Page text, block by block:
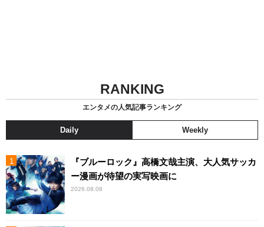
RANKING
エンタメの人気記事ランキング
Daily Weekly
『ブルーロック』高橋文哉主演、大人気サッカ
ー漫画が待望の実写映画に
2026.08.08